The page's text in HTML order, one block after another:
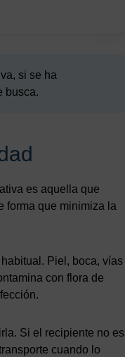
si se ha
busca.
es aquella que
forma que minimiza la
Piel, boca, vías
con flora de
Si el recipiente no es
cuando lo